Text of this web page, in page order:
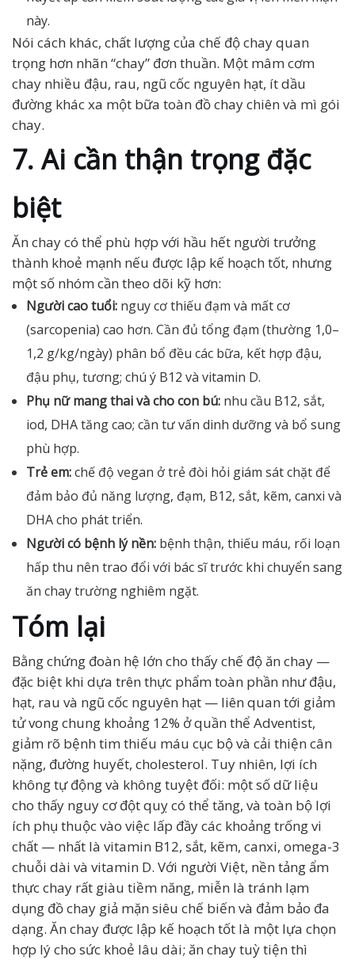
này.
Nói cách khác, chất lượng của chế độ chay quan
trọng hơn nhãn “chay” đơn thuần. Một mâm cơm
chay nhiều đậu, rau, ngũ cốc nguyên hạt, ít dầu
đường khác xa một bữa toàn đồ chay chiên và mì gói
chay.
7. Ai cần thận trọng đặc
biệt
Ăn chay có thể phù hợp với hầu hết người trưởng
thành khoẻ mạnh nếu được lập kế hoạch tốt, nhưng
một số nhóm cần theo dõi kỹ hơn:
Người cao tuổi: nguy cơ thiếu đạm và mất cơ
(sarcopenia) cao hơn. Cần đủ tổng đạm (thường 1,0–
1,2 g/kg/ngày) phân bổ đều các bữa, kết hợp đậu,
đậu phụ, tương; chú ý B12 và vitamin D.
Phụ nữ mang thai và cho con bú: nhu cầu B12, sắt,
iod, DHA tăng cao; cần tư vấn dinh dưỡng và bổ sung
phù hợp.
Trẻ em:chế độ vegan ở trẻ đòi hỏi giám sát chặt để
đảm bảo đủ năng lượng, đạm, B12, sắt, kẽm, canxi và
DHA cho phát triển.
Người có bệnh lý nền: bệnh thận, thiếu máu, rối loạn
hấp thu nên trao đổi với bác sĩ trước khi chuyển sang
ăn chay trường nghiêm ngặt.
Tóm lại
Bằng chứng đoàn hệ lớn cho thấy chế độ ăn chay —
đặc biệt khi dựa trên thực phẩm toàn phần như đậu,
hạt, rau và ngũ cốc nguyên hạt — liên quan tới giảm
tử vong chung khoảng 12% ở quần thể Adventist,
giảm rõ bệnh tim thiếu máu cục bộ và cải thiện cân
nặng, đường huyết, cholesterol. Tuy nhiên, lợi ích
không tự động và không tuyệt đối: một số dữ liệu
cho thấy nguy cơ đột quỵ có thể tăng, và toàn bộ lợi
ích phụ thuộc vào việc lấp đầy các khoảng trống vi
chất — nhất là vitamin B12, sắt, kẽm, canxi, omega-3
chuỗi dài và vitamin D. Với người Việt, nền tảng ẩm
thực chay rất giàu tiềm năng, miễn là tránh lạm
dụng đồ chay giả mặn siêu chế biến và đảm bảo đa
dạng. Ăn chay được lập kế hoạch tốt là một lựa chọn
hợp lý cho sức khoẻ lâu dài; ăn chay tuỳ tiện thì